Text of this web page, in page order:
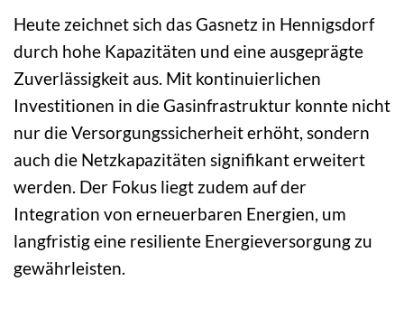
Heute zeichnet sich das Gasnetz in Hennigsdorf
durch hohe Kapazitäten und eine ausgeprägte
Zuverlässigkeit aus. Mit kontinuierlichen
Investitionen in die Gasinfrastruktur konnte nicht
nur die Versorgungssicherheit erhöht, sondern
auch die Netzkapazitäten signifikant erweitert
werden. Der Fokus liegt zudem auf der
Integration von erneuerbaren Energien, um
langfristig eine resiliente Energieversorgung zu
gewährleisten.